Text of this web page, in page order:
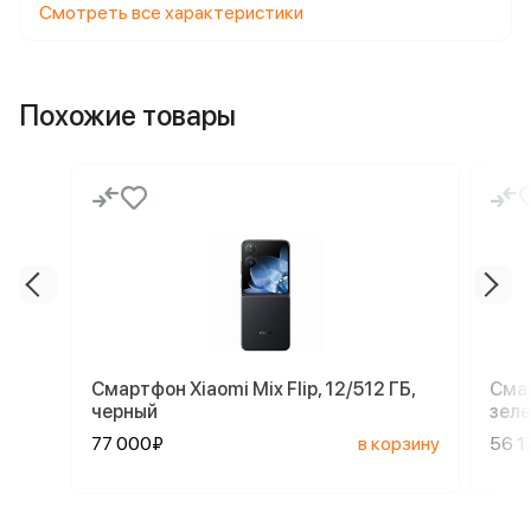
Смотреть все характеристики
Похожие товары
Смартфон Xiaomi Mix Flip, 12/512 ГБ,
черный
77 000₽
в корзину
56